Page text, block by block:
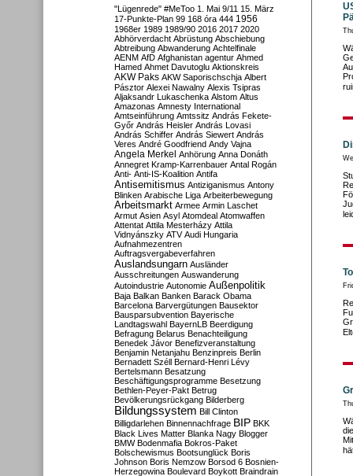
"Lügenrede" #MeToo 1. Mai 9/11 15. März
17-Punkte-Plan 99 168 óra 444 1956
1968er 1989 1989/90 2016 2017 2020
Abhörverdacht Abrüstung Abschiebung
Abtreibung Abwanderung Achtelfinale
AENM AfD Afghanistan agentur Ahmed
Hamed Ahmet Davutoglu Aktionskreis
AKW Paks AKW Saporischschja Albert
Pásztor Alexei Nawalny Alexis Tsipras
Aljaksandr Lukaschenka Alstom Altus
Amazonas Amnesty International
Amtseinführung Amtssitz András Fekete-
Győr András Heisler András Lovasi
András Schiffer András Siewert András
Veres André Goodfriend Andy Vajna
Angela Merkel Anhörung Anna Donáth
Annegret Kramp-Karrenbauer Antal Rogán
Anti- Anti-IS-Koalition Antifa
Antisemitismus Antiziganismus Antony
Blinken Arabische Liga Arbeiterbewegung
Arbeitsmarkt Armee Armin Laschet
Armut Asien Asyl Atomdeal Atomwaffen
Attentat Attila Mesterházy Attila
Vidnyánszky ATV Audi Hungaria
Aufnahmezentren
Auftragsvergabeverfahren
Auslandsungarn Ausländer
Ausschreitungen Auswanderung
Autoindustrie Autonomie Außenpolitik
Baja Balkan Banken Barack Obama
Barcelona Barvergütungen Bausektor
Bausparsubvention Bayerische
Landtagswahl BayernLB Beerdigung
Befragung Belarus Benachteiligung
Benedek Jávor Benefizveranstaltung
Benjamin Netanjahu Benzinpreis Berlin
Bernadett Széll Bernard-Henri Lévy
Bertelsmann Besatzung
Beschäftigungsprogramme Besetzung
Bethlen-Peyer-Pakt Betrug
Bevölkerungsrückgang Bilderberg
Bildungssystem Bill Clinton
Billigdarlehen Binnennachfrage BIP BKK
Black Lives Matter Blanka Nagy Blogger
BMW Bodenmafia Bokros-Paket
Bolschewismus Bootsunglück Boris
Johnson Boris Nemzow Borsod 6 Bosnien-
Herzegowina Boulevard Boykott Braindrain